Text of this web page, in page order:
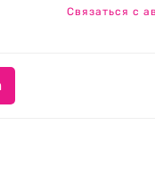
Связаться с